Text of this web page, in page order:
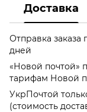
Доставка
Отправка заказа
дней
«Новой почтой»
тарифам Новой
УкрПочтой
(стоимость